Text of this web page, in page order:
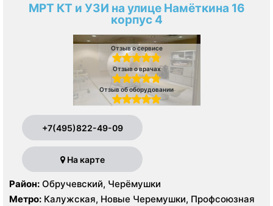
МРТ КТ и УЗИ на улице Намёткина 16
корпус 4
Отзыв о сервисе
Отзыв о врачах
Отзыв об оборудовании
+7(495)822-49-09
На карте
Район: Обручевский, Черёмушки
Метро: Калужская, Новые Черемушки, Профсоюзная